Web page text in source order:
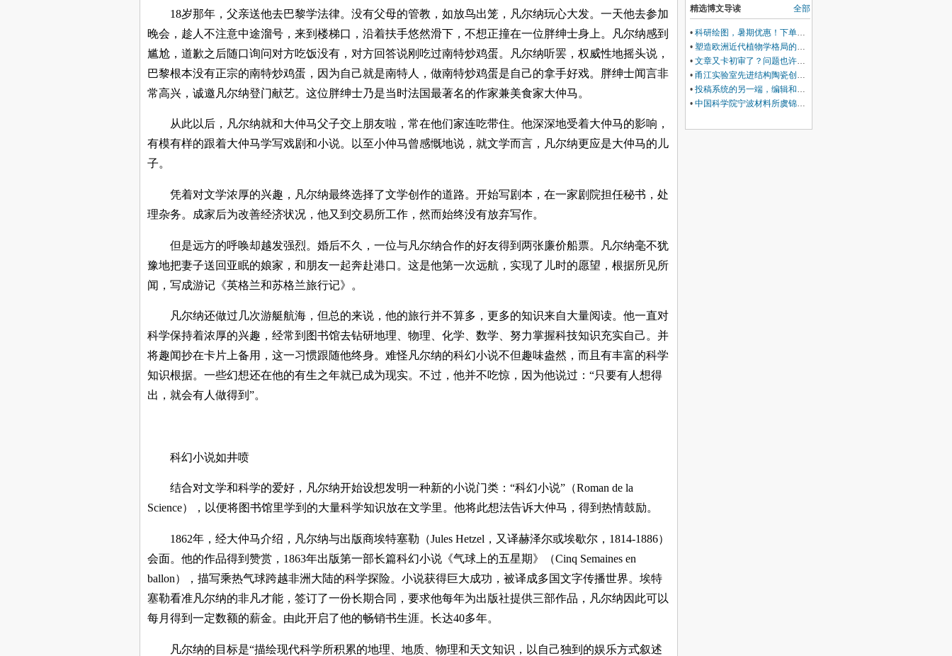
18岁那年，父亲送他去巴黎学法律。没有父母的管教，如放鸟出笼，凡尔纳玩心大发。一天他去参加
晚会，趁人不注意中途溜号，来到楼梯口，沿着扶手悠然滑下，不想正撞在一位胖绅士身上。凡尔纳感到
尴尬，道歉之后随口询问对方吃饭没有，对方回答说刚吃过南特炒鸡蛋。凡尔纳听罢，权威性地摇头说，
巴黎根本没有正宗的南特炒鸡蛋，因为自己就是南特人，做南特炒鸡蛋是自己的拿手好戏。胖绅士闻言非
常高兴，诚邀凡尔纳登门献艺。这位胖绅士乃是当时法国最著名的作家兼美食家大仲马。
从此以后，凡尔纳就和大仲马父子交上朋友啦，常在他们家连吃带住。他深深地受着大仲马的影响，
有模有样的跟着大仲马学写戏剧和小说。以至小仲马曾感慨地说，就文学而言，凡尔纳更应是大仲马的儿
子。
凭着对文学浓厚的兴趣，凡尔纳最终选择了文学创作的道路。开始写剧本，在一家剧院担任秘书，处
理杂务。成家后为改善经济状况，他又到交易所工作，然而始终没有放弃写作。
但是远方的呼唤却越发强烈。婚后不久，一位与凡尔纳合作的好友得到两张廉价船票。凡尔纳毫不犹
豫地把妻子送回亚眠的娘家，和朋友一起奔赴港口。这是他第一次远航，实现了儿时的愿望，根据所见所
闻，写成游记《英格兰和苏格兰旅行记》。
凡尔纳还做过几次游艇航海，但总的来说，他的旅行并不算多，更多的知识来自大量阅读。他一直对
科学保持着浓厚的兴趣，经常到图书馆去钻研地理、物理、化学、数学、努力掌握科技知识充实自己。并
将趣闻抄在卡片上备用，这一习惯跟随他终身。难怪凡尔纳的科幻小说不但趣味盎然，而且有丰富的科学
知识根据。一些幻想还在他的有生之年就已成为现实。不过，他并不吃惊，因为他说过：“只要有人想得
出，就会有人做得到”。
科幻小说如井喷
结合对文学和科学的爱好，凡尔纳开始设想发明一种新的小说门类：“科幻小说”（Roman de la
Science），以便将图书馆里学到的大量科学知识放在文学里。他将此想法告诉大仲马，得到热情鼓励。
1862年，经大仲马介绍，凡尔纳与出版商埃特塞勒（Jules Hetzel，又译赫泽尔或埃歇尔，1814-1886）
会面。他的作品得到赞赏，1863年出版第一部长篇科幻小说《气球上的五星期》（Cinq Semaines en
ballon），描写乘热气球跨越非洲大陆的科学探险。小说获得巨大成功，被译成多国文字传播世界。埃特
塞勒看准凡尔纳的非凡才能，签订了一份长期合同，要求他每年为出版社提供三部作品，凡尔纳因此可以
每月得到一定数额的薪金。由此开启了他的畅销书生涯。长达40多年。
凡尔纳的目标是“描绘现代科学所积累的地理、地质、物理和天文知识，以自己独到的娱乐方式叙述
全部
精选博文导读
• 科研绘图，暑期优惠！下单立减500元
• 塑造欧洲近代植物学格局的马德里皇家植物园里程碑式园长
• 文章又卡初审了？问题也许在Cover Letter上，这份写作指南+模板拿好！
• 甬江实验室先进结构陶瓷创新中心团队综述：室温塑性陶瓷的兴起与研究进展
• 投稿系统的另一端，编辑和审稿人到底在做什么？丨Wiley暑期线上学习营
• 中国科学院宁波材料所虞锦洪: 界面工程实现兼具超高热导率和透波性能的柔性复合薄膜